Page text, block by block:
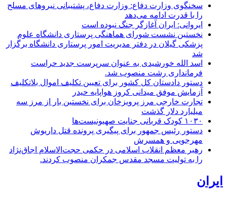
سخنگوی وزارت دفاع: وزارت دفاع، پشتیبانی نیرو‌های مسلح
را با قدرت ادامه می‌دهد
ایروانی: ایران آغازگر جنگ نبوده است
نخستین نشست شورای هماهنگی پرستاری دانشگاه علوم
پزشکی گیلان در دفتر مدیریت امور پرستاری دانشگاه برگزار
شد
اسد الله خورشیدی به عنوان سرپرست جدید حراست
فرمانداری رشت منصوب شد.
دستور دادستان کل کشور برای تعیین تکلیف اموال بلاتکلیف
آزمایش موفق میدانی کروز هواپایه حیدر
تجارت خارجی مرز پرویزخان برای نخستین بار از مرز سه
میلیارد دلار گذشت
۱۰۳۰ کودک قربانی جنایت صهیونیست‌ها
دستور رئیس جمهور برای پیگیری پرونده قتل داریوش
مهرجویی و همسرش
رهبر معظم انقلاب اسلامی در حکمی حجت‌الاسلام اجاق‌نژاد
را به تولیت مسجد مقدس جمکران منصوب کردند.
ایران